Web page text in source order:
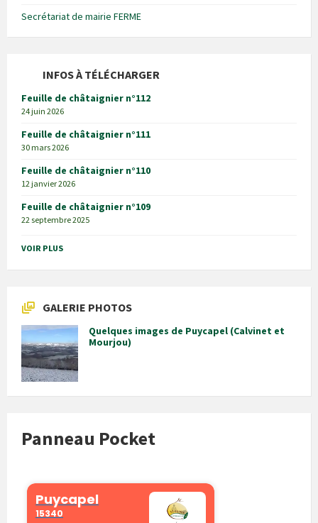
Secrétariat de mairie FERME
INFOS À TÉLÉCHARGER
Feuille de châtaignier n°112
24 juin 2026
Feuille de châtaignier n°111
30 mars 2026
Feuille de châtaignier n°110
12 janvier 2026
Feuille de châtaignier n°109
22 septembre 2025
VOIR PLUS
GALERIE PHOTOS
Quelques images de Puycapel (Calvinet et
Mourjou)
Panneau Pocket